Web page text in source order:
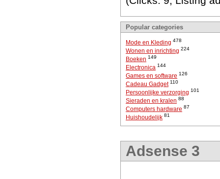
Popular categories
Mode en Kleding 478
Wonen en inrichting 224
Boeken 149
Electronica 144
Games en software 126
Cadeau Gadget 110
Persoonlijke verzorging 101
Sieraden en kralen 88
Computers hardware 87
Huishoudelijk 81
Adsense 3